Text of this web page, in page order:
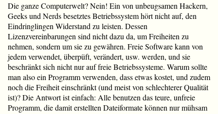
Die ganze Computerwelt? Nein! Ein von unbeugsamen Hackern,
Geeks und Nerds besetztes Betriebssystem hört nicht auf, den
Eindringlingen Widerstand zu leisten. Dessen
Lizenzvereinbarungen sind nicht dazu da, um Freiheiten zu
nehmen, sondern um sie zu gewähren. Freie Software kann von
jedem verwendet, überpüft, verändert, usw. werden, und sie
beschränkt sich nicht nur auf freie Betriebssysteme. Warum sollte
man also ein Programm verwenden, dass etwas kostet, und zudem
noch die Freiheit einschränkt (und meist von schlechterer Qualität
ist)? Die Antwort ist einfach: Alle benutzen das teure, unfreie
Programm, die damit erstellten Dateiformate können nur mühsam